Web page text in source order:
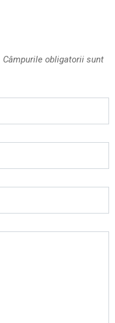
Câmpurile obligatorii sunt